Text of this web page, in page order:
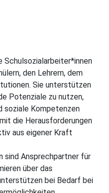
Schulsozialarbeiter*innen
den Lehrern, dem
Sie unterstützen
Potenziale zu nutzen,
soziale Kompetenzen
die Herausforderungen
aus eigener Kraft
sind Ansprechpartner für
über das
bei Bedarf bei